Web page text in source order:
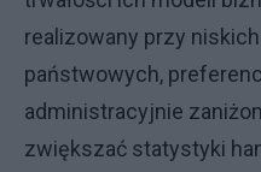
realizowany przy
państwowych,
administracyjnie
zwiększać statystyki